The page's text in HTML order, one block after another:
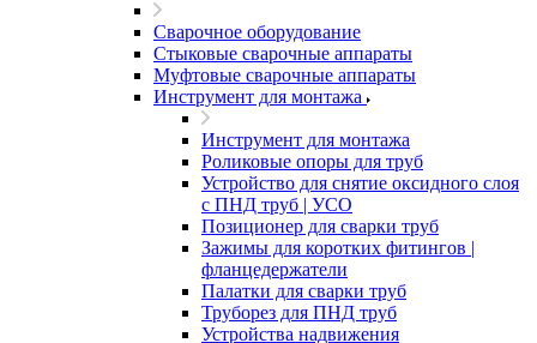
Сварочное оборудование
Стыковые сварочные аппараты
Муфтовые сварочные аппараты
Инструмент для монтажа
Инструмент для монтажа
Роликовые опоры для труб
Устройство для снятие оксидного слоя
с ПНД труб | УСО
Позиционер для сварки труб
Зажимы для коротких фитингов |
фланцедержатели
Палатки для сварки труб
Труборез для ПНД труб
Устройства надвижения